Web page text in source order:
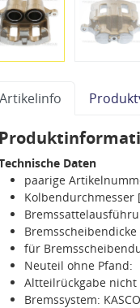
Artikelinfo
Daten
paarige
Kolbendurchmesser
für
Neuteil ohne Pfand:
Altteilrückgabe
Bremssystem: KASCO